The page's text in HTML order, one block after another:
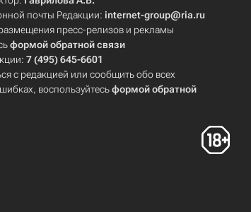
почты Редакции:internet-group@ria.ru
пресс-релизов и рекламы
формой обратной связи
7 (495) 645-6601
с редакцией или сообщить обо всех
воспользуйтесьформой обратной